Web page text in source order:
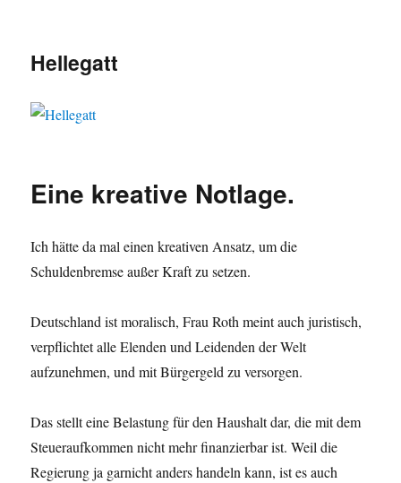
Hellegatt
Eine kreative Notlage.
Ich hätte da mal einen kreativen Ansatz, um die
Schuldenbremse außer Kraft zu setzen.
Deutschland ist moralisch, Frau Roth meint auch juristisch,
verpflichtet alle Elenden und Leidenden der Welt
aufzunehmen, und mit Bürgergeld zu versorgen.
Das stellt eine Belastung für den Haushalt dar, die mit dem
Steueraufkommen nicht mehr finanzierbar ist. Weil die
Regierung ja garnicht anders handeln kann, ist es auch